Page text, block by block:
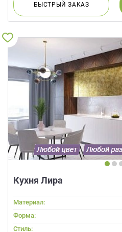
БЫСТРЫЙЗАКАЗ
Кухня Лира
Материал:
Форма:
Стиль: